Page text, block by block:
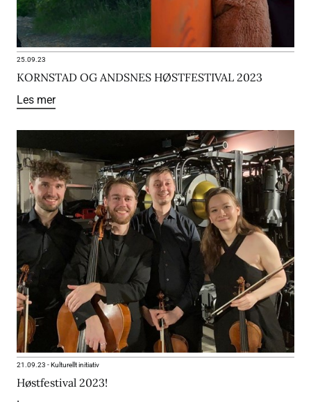
25.09.23
KORNSTAD OG ANDSNES HØSTFESTIVAL 2023
Les mer
21.09.23 -Kulturellt initiativ
Høstfestival 2023!